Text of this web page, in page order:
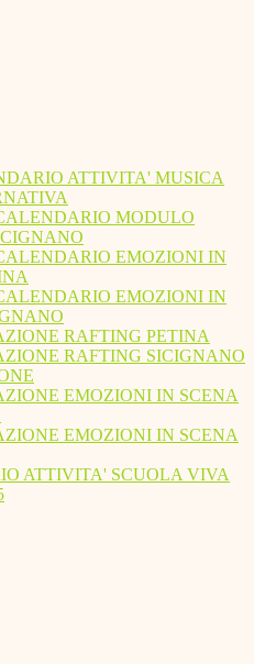
ATTIVITA' MUSICA
MODULO
EMOZIONI IN
EMOZIONI IN
RAFTING PETINA
RAFTING SICIGNANO
EMOZIONI IN SCENA
EMOZIONI IN SCENA
ATTIVITA' SCUOLA VIVA